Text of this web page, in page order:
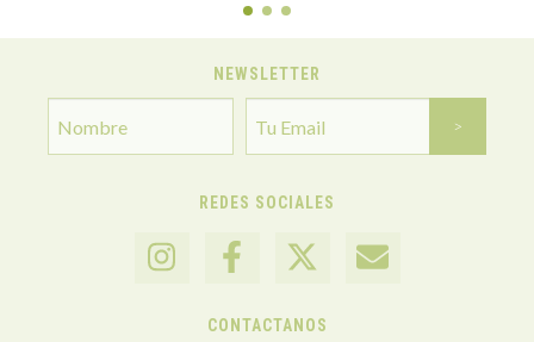
NEWSLETTER
REDES SOCIALES
CONTACTANOS